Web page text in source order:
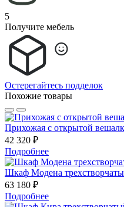
5
Получите мебель
Остерегайтесь подделок
Похожие товары
Прихожая с открытой
42 320 ₽
Подробнее
Шкаф Модена
63 180 ₽
Подробнее